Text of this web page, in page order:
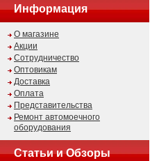
Информация
О магазине
Акции
Сотрудничество
Оптовикам
Доставка
Оплата
Представительства
Ремонт автомоечного
оборудования
Статьи и Обзоры